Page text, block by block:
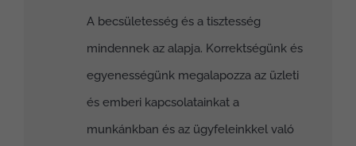
A becsületesség és a tisztesség
mindennek az alapja. Korrektségünk és
egyenességünk megalapozza az üzleti
és emberi kapcsolatainkat a
munkánkban és az ügyfeleinkkel való